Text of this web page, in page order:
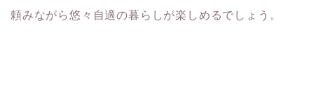
頼みながら悠々自適の暮らしが楽しめるでしょう。